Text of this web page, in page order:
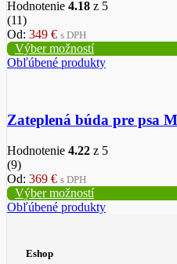
Hodnotenie 4.18 z 5
(11)
Od: 349 € s DPH
Výber možností
Obľúbené produkty
Zateplená búda pre psa
Hodnotenie 4.22 z 5
(9)
Od: 369 € s DPH
Výber možností
Obľúbené produkty
Eshop